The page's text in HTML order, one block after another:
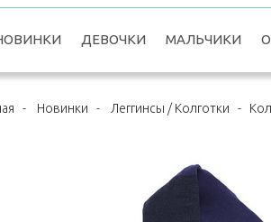
ДЕВОЧКИ МАЛЬЧИКИ
- Новинки - Леггинсы / Колготки -